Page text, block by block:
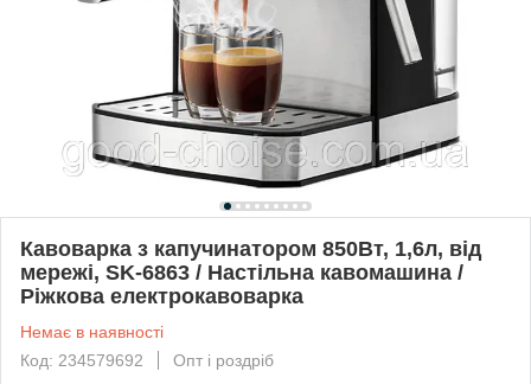
Кавоварка з капучинатором 850Вт, 1,6л, від
мережі, SK-6863 / Настільна кавомашина /
Ріжкова електрокавоварка
Немає в наявності
Код: 234579692
Опт і роздріб